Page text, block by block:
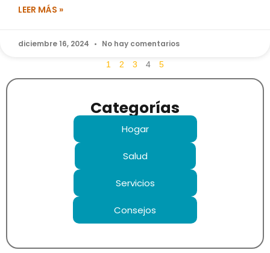
LEER MÁS »
diciembre 16, 2024 No hay comentarios
1 2 3 4 5
Categorías
Hogar
Salud
Servicios
Consejos